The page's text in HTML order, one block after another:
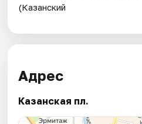
(Казанский
Адрес
Казанская пл.